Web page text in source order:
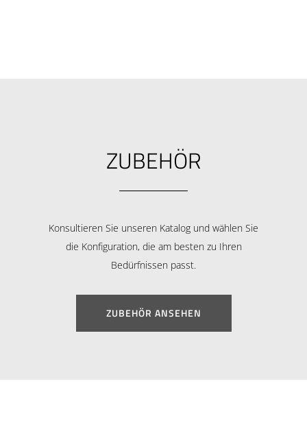
ZUBEHÖR
Konsultieren Sie unseren Katalog und wählen Sie
die Konfiguration, die am besten zu Ihren
Bedürfnissen passt.
ZUBEHÖR ANSEHEN